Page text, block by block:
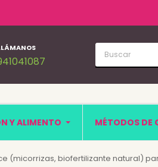
Y ALIMENTO MÉTODOS DE
(micorrizas, biofertilizante natural)